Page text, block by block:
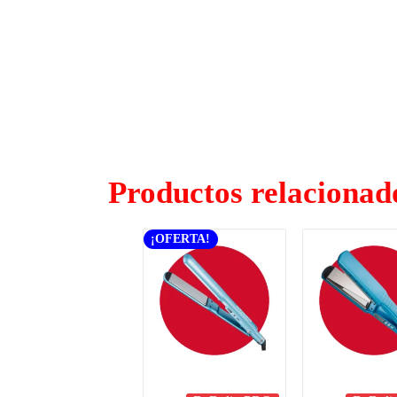
Productos
¡OFERTA!